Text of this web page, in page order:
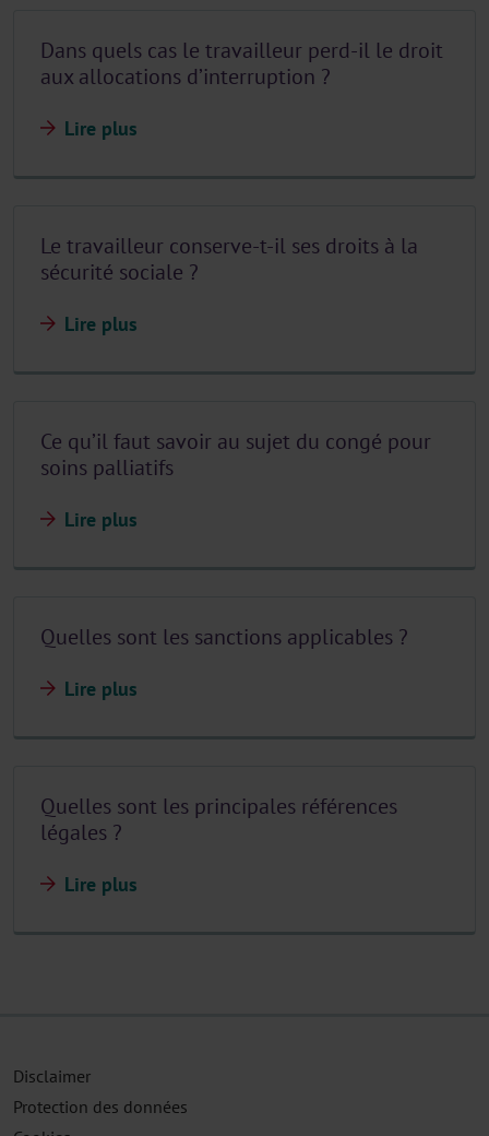
Dans quels cas le travailleur perd-il le droit
aux allocations d’interruption ?
Lire plus
Le travailleur conserve-t-il ses droits à la
sécurité sociale ?
Lire plus
Ce qu’il faut savoir au sujet du congé pour
soins palliatifs
Lire plus
Quelles sont les sanctions applicables ?
Lire plus
Quelles sont les principales références
légales ?
Lire plus
Disclaimer
Protection des données